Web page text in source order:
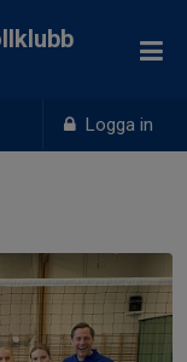
Logga in